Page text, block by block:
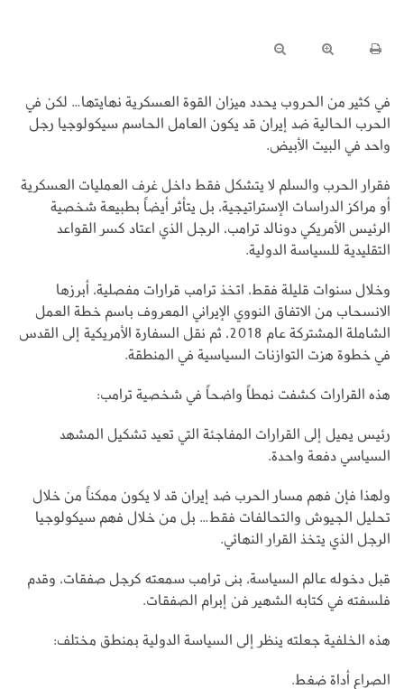
في كثير من الحروب يحدد ميزان القوة العسكرية نهايتها… لكن في
الحرب الحالية ضد إيران قد يكون العامل الحاسم سيكولوجيا رجل
واحد في البيت الأبيض.
فقرار الحرب والسلم لا يتشكل فقط داخل غرف العمليات العسكرية
أو مراكز الدراسات الإستراتيجية، بل يتأثر أيضاً بطبيعة شخصية
الرئيس الأمريكي دونالد ترامب، الرجل الذي اعتاد كسر القواعد
التقليدية للسياسة الدولية.
وخلال سنوات قليلة فقط، اتخذ ترامب قرارات مفصلية، أبرزها
الانسحاب من الاتفاق النووي الإيراني المعروف باسم خطة العمل
الشاملة المشتركة عام 2018، ثم نقل السفارة الأمريكية إلى القدس
في خطوة هزت التوازنات السياسية في المنطقة.
هذه القرارات كشفت نمطاً واضحاً في شخصية ترامب:
رئيس يميل إلى القرارات المفاجئة التي تعيد تشكيل المشهد
السياسي دفعة واحدة.
ولهذا فإن فهم مسار الحرب ضد إيران قد لا يكون ممكناً من خلال
تحليل الجيوش والتحالفات فقط… بل من خلال فهم سيكولوجيا
الرجل الذي يتخذ القرار النهائي.
قبل دخوله عالم السياسة، بنى ترامب سمعته كرجل صفقات، وقدم
فلسفته في كتابه الشهير فن إبرام الصفقات.
هذه الخلفية جعلته ينظر إلى السياسة الدولية بمنطق مختلف:
الصراع أداة ضغط.